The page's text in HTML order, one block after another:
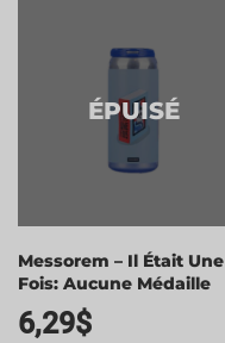
ÉPUISÉ
Messorem – Il Était Une
Fois: Aucune Médaille
6,29$